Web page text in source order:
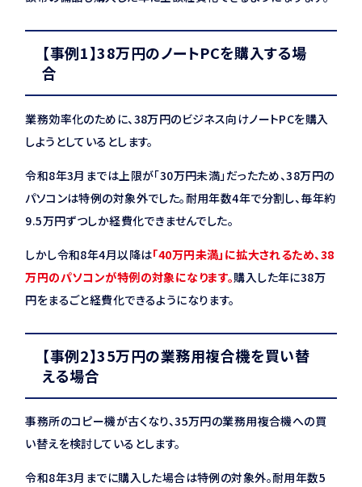
【事例1】38万円のノートPCを購入する場
合
業務効率化のために、38万円のビジネス向けノートPCを購入
しようとしているとします。
令和8年3月までは上限が「30万円未満」だったため、38万円の
パソコンは特例の対象外でした。耐用年数4年で分割し、毎年約
9.5万円ずつしか経費化できませんでした。
しかし令和8年4月以降は「40万円未満」に拡大されるため、38
万円のパソコンが特例の対象になります。購入した年に38万
円をまるごと経費化できるようになります。
【事例2】35万円の業務用複合機を買い替
える場合
事務所のコピー機が古くなり、35万円の業務用複合機への買
い替えを検討しているとします。
令和8年3月までに購入した場合は特例の対象外。耐用年数5